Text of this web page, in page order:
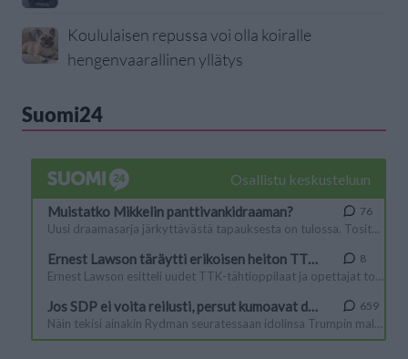
Koululaisen repussa voi olla koiralle
hengenvaarallinen yllätys
Suomi24